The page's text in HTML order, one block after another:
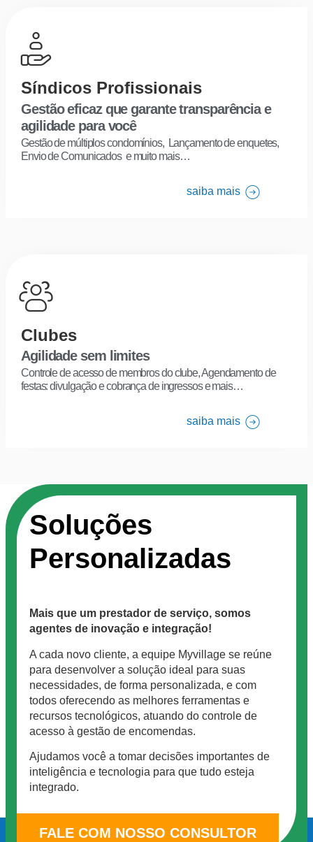
Síndicos Profissionais
Gestão eficaz que garante transparência e
agilidade para você
Gestão de múltiplos condomínios, Lançamento de enquetes,
Envio de Comunicados e muito mais…
saiba mais
Clubes
Agilidade sem limites
Controle de acesso de membros do clube, Agendamento de
festas: divulgação e cobrança de ingressos e mais…
saiba mais
Soluções
Personalizadas
Mais que um prestador de serviço, somos
agentes de inovação e integração!
A cada novo cliente, a equipe Myvillage se reúne
para desenvolver a solução ideal para suas
necessidades, de forma personalizada, e com
todos oferecendo as melhores ferramentas e
recursos tecnológicos, atuando do controle de
acesso à gestão de encomendas.
Ajudamos você a tomar decisões importantes de
inteligência e tecnologia para que tudo esteja
integrado.
FALE COM NOSSO CONSULTOR